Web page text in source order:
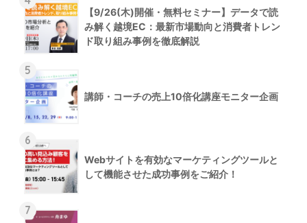
【9/26(木)開催・無料セミナー】データで読
み解く越境EC：最新市場動向と消費者トレン
ド取り組み事例を徹底解説
5
講師・コーチの売上10倍化講座モニター企画
6
Webサイトを有効なマーケティングツールと
して機能させた成功事例をご紹介！
7